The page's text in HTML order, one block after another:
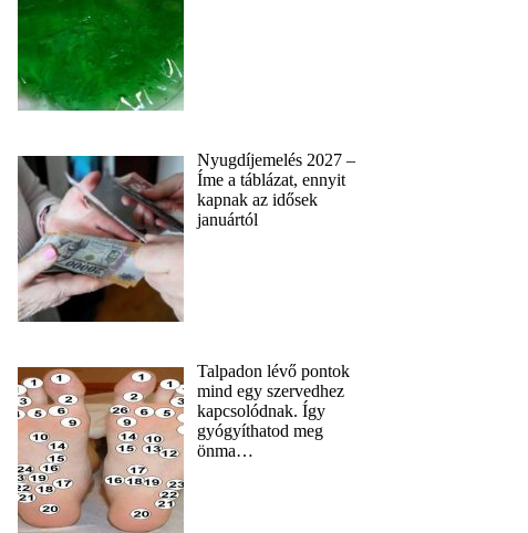
Nyugdíjemelés 2027 –
Íme a táblázat, ennyit
kapnak az idősek
januártól
Talpadon lévő pontok
mind egy szervedhez
kapcsolódnak. Így
gyógyíthatod meg
önma…